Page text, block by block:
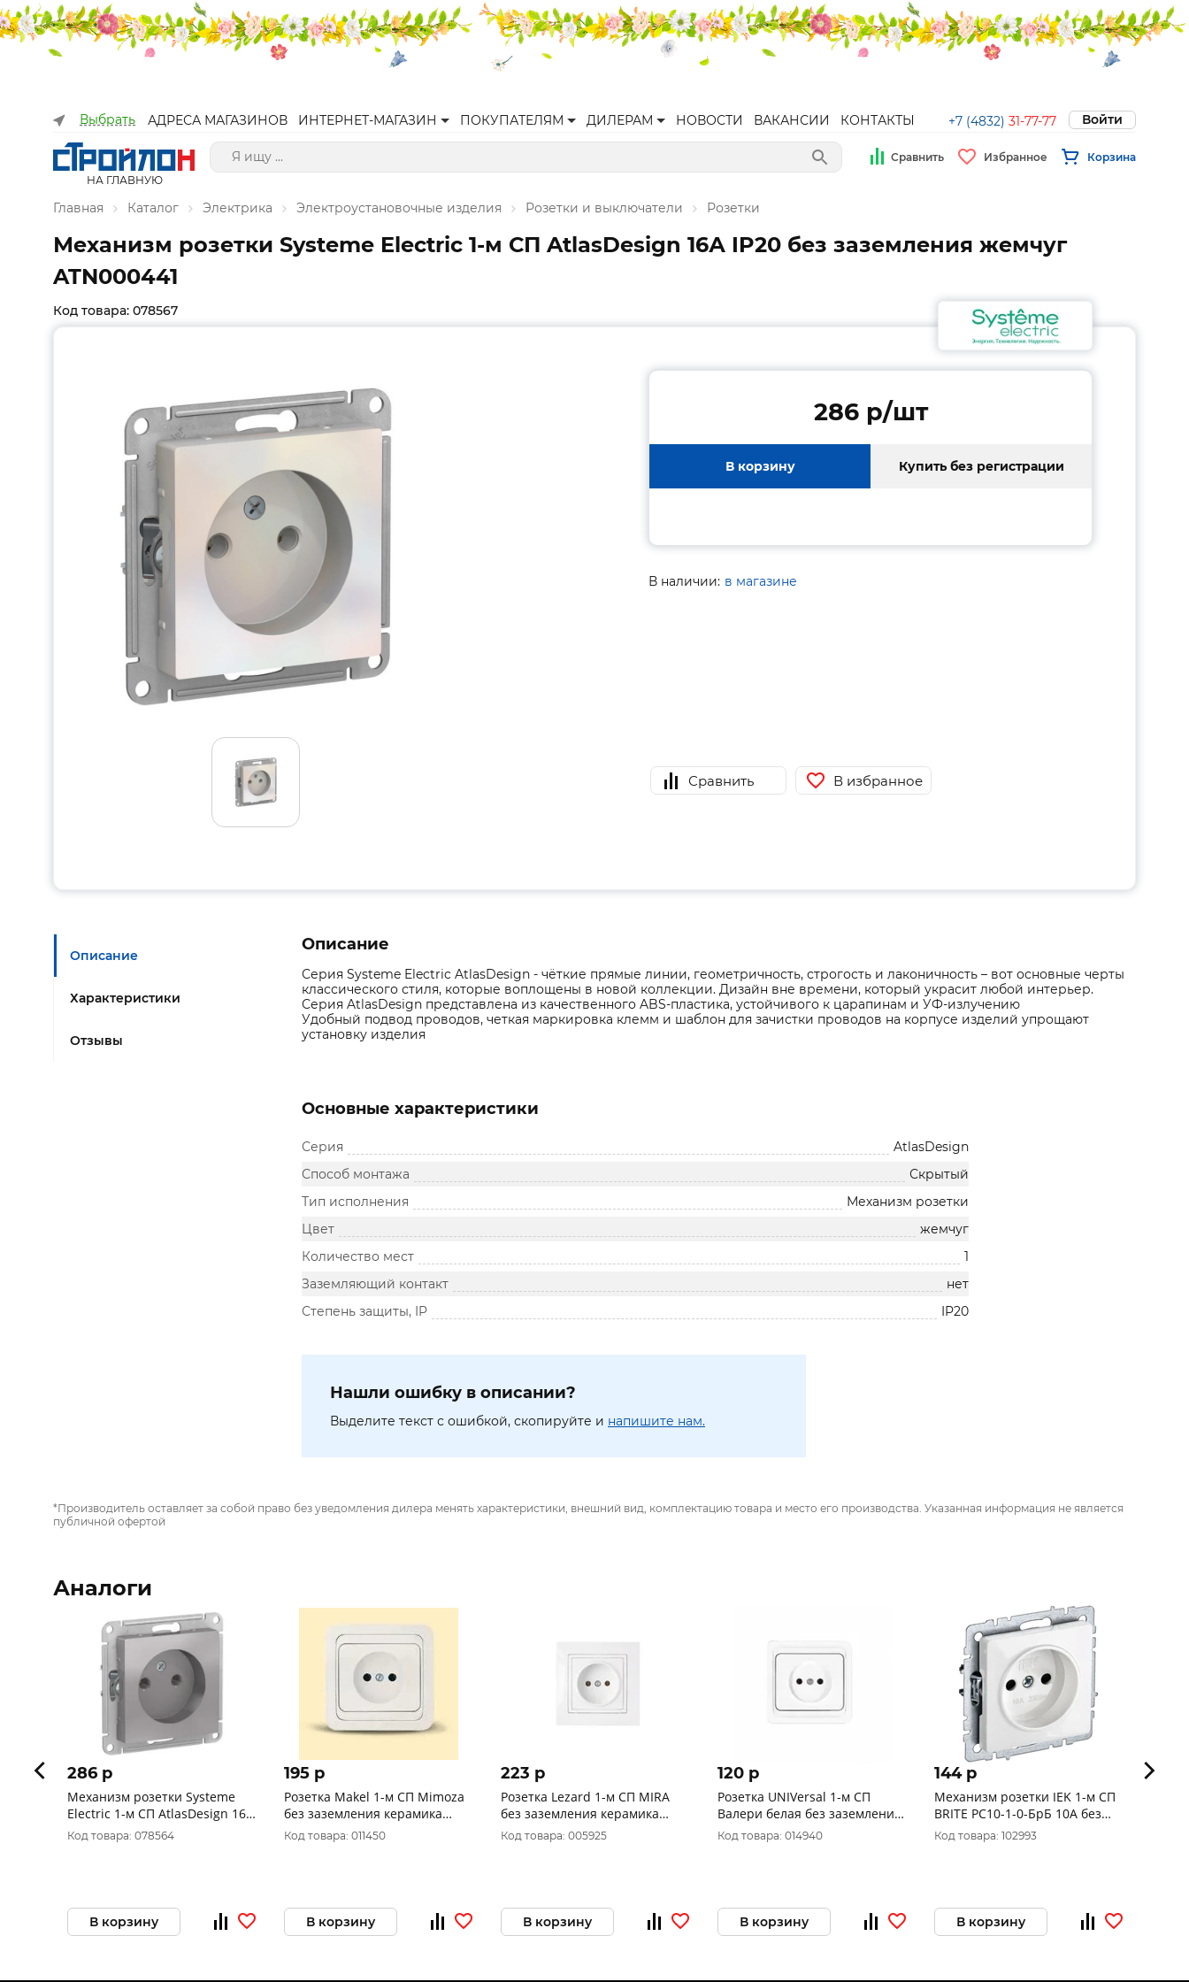
Выбрать АДРЕСА МАГАЗИНОВ ИНТЕРНЕТ-МАГАЗИН ПОКУПАТЕЛЯМ ДИЛЕРАМ НОВОСТИ ВАКАНСИИ КОНТАКТЫ +7 (4832) 31-77-77 Войти
НА ГЛАВНУЮ
Сравнить Избранное Корзина
Главная Каталог Электрика Электроустановочные изделия Розетки и выключатели Розетки
Механизм розетки Systeme Electric 1-м СП AtlasDesign 16А IP20 без заземления жемчуг
ATN000441
Код товара: 078567
286 p/шт
В корзину Купить без регистрации
В наличии: в магазине
Сравнить В избранное
Описание
Характеристики
Отзывы
Описание
Серия Systeme Electric AtlasDesign - чёткие прямые линии, геометричность, строгость и лаконичность – вот основные черты
классического стиля, которые воплощены в новой коллекции. Дизайн вне времени, который украсит любой интерьер.
Серия AtlasDesign представлена из качественного ABS-пластика, устойчивого к царапинам и УФ-излучению
Удобный подвод проводов, четкая маркировка клемм и шаблон для зачистки проводов на корпусе изделий упрощают
установку изделия
Основные характеристики
Серия
AtlasDesign
Способ монтажа
Скрытый
Тип исполнения
Механизм розетки
Цвет
жемчуг
Количество мест
1
Заземляющий контакт
нет
Степень защиты, IP
IP20
Нашли ошибку в описании?
Выделите текст с ошибкой, скопируйте и напишите нам.
*Производитель оставляет за собой право без уведомления дилера менять характеристики, внешний вид, комплектацию товара и место его производства. Указанная информация не является
публичной офертой
Аналоги
286 p
Механизм розетки Systeme
Electric 1-м СП AtlasDesign 16А
IP20 без заземления
алюминий ATN000341
Код товара: 078564
В корзину
195 p
Розетка Makel 1-м СП Mimoza
без заземления керамика
белая 12002
Код товара: 011450
В корзину
223 p
Розетка Lezard 1-м СП MIRA
без заземления керамика
белая 701-0202-121
Код товара: 005925
В корзину
120 p
Розетка UNIVersal 1-м СП
Валери белая без заземления
16А IP20 В0022
Код товара: 014940
В корзину
144 p
Механизм розетки IEK 1-м СП
BRITE РС10-1-0-БрБ 10А без
заземления белый BR-R10-10-
K01
Код товара: 102993
В корзину
50 p